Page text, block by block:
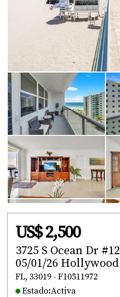
US$ 2,500
3725 S Ocean Dr
05/01/26 Hollywood
FL, 33019 - F10511972
Estado:Activa